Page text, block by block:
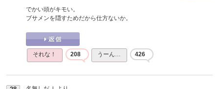
でかい頭がキモい。
ブサメンを隠すためだから仕方ないか。
それな！ 208 うーん… 426